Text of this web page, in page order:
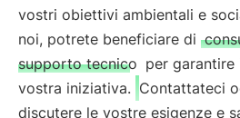
vostri obiettivi ambientali e
noi, potrete beneficiare di
supporto tecnico per garantire
vostra iniziativa. Contattateci
discutere le vostre esigenze e